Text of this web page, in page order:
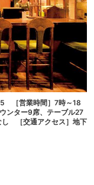
［営業時間］7時～18
ター9席、テーブル27
し ［交通アクセス］地下